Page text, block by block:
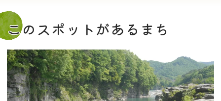
このスポットがあるまち